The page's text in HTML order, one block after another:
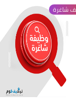
شاغرة